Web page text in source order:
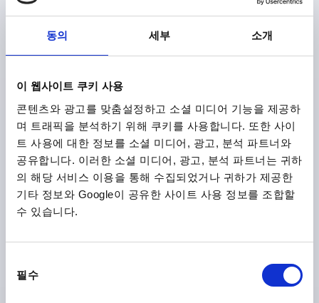
동의 세부 소개
이 웹사이트 쿠키 사용
콘텐츠와 광고를 맞춤설정하고 소셜 미디어 기능을 제공하
며 트래픽을 분석하기 위해 쿠키를 사용합니다. 또한 사이
트 사용에 대한 정보를 소셜 미디어, 광고, 분석 파트너와
공유합니다. 이러한 소셜 미디어, 광고, 분석 파트너는 귀하
의 해당 서비스 이용을 통해 수집되었거나 귀하가 제공한
기타 정보와 Google이 공유한 사이트 사용 정보를 조합할
수 있습니다.
필수
지름=6 D1=10 길이=50 L1=1
주문 번호: K2104.06501
₩7,520
배송비 별도
세부 사항
CAD